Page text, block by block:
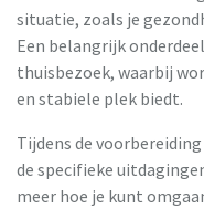
situatie, zoals je
Een belangrijk
thuisbezoek, waarbij
en stabiele plek biedt.
Tijdens de
de specifieke
meer hoe je kunt